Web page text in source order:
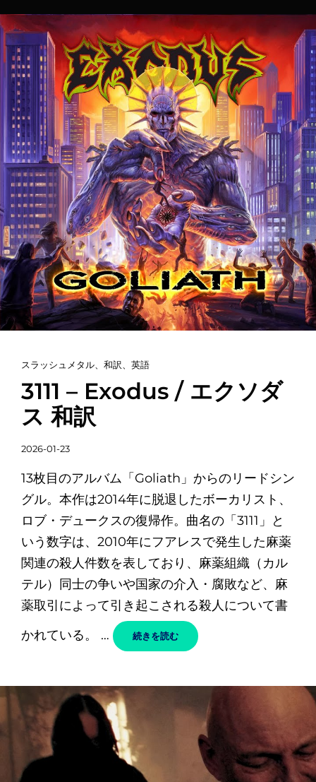
ソ
ダ
ス
和
訳
カ
テ
ゴ
リ
リ
ン
ク
スラッシュメタル 和訳 英語
3111 – Exodus / エクソダ
ス 和訳
投
日
2026-01-23
13枚目のアルバム「Goliath」からのリードシン
グル。本作は2014年に脱退したボーカリスト、
ロブ・デュークスの復帰作。曲名の「3111」と
いう数字は、2010年にフアレスで発生した麻薬
関連の殺人件数を表しており、麻薬組織（カル
テル）同士の争いや国家の介入・腐敗など、麻
薬取引によって引き起こされる殺人について書
かれている。 …
続きを読む3111
ソ